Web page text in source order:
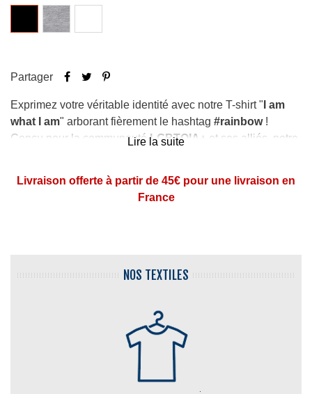
Gris
chiné
Partager
Exprimez votre véritable identité avec notre T-shirt " I am
what I am" arborant fièrement le hashtag #rainbow!
Conçu pour la communauté LGBTQIA+ et ses alliés, notre
entendre votre voix dans un monde où l'acceptation et le
Lire la suite
Livraison offerte à partir de 45€ pour une livraison en
France
NOS TEXTILES